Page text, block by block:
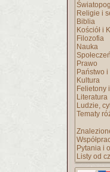
Religie i
Biblia
Kościół i
Filozofia
Nauka
Prawo
Państwo
Kultura
Felietony
Literatura
Ludzie,
Tematy
Pytania i
Listy od